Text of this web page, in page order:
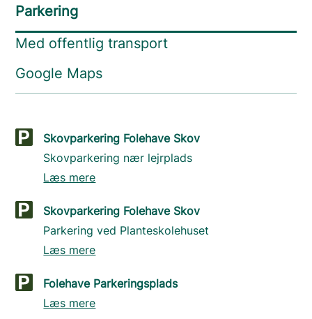
Parkering
Med offentlig transport
Google Maps
Skovparkering Folehave Skov
Skovparkering nær lejrplads
Læs mere
Skovparkering Folehave Skov
Parkering ved Planteskolehuset
Læs mere
Folehave Parkeringsplads
Læs mere